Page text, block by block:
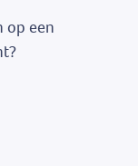
op een